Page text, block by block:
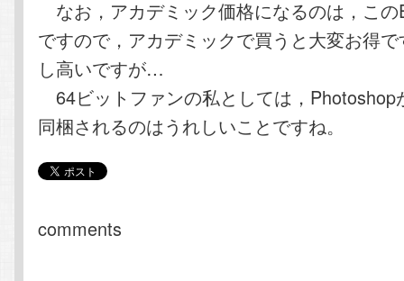
なお，アカデミック価格になるのは，こ
ですので，アカデミックで買うと大変お得
し高いですが…
64ビットファンの私としては，Photoshop
同梱されるのはうれしいことですね。
comments